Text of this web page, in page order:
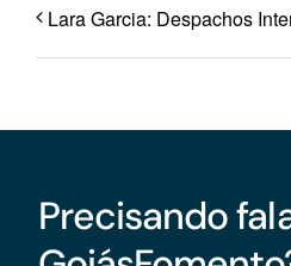
Lara Garcia: Despachos
Precisando